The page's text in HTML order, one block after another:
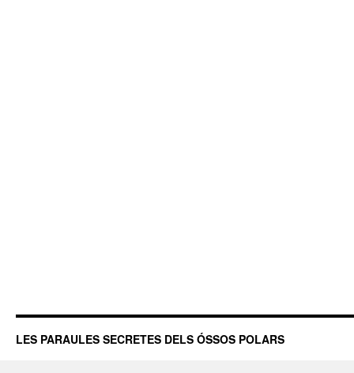
LES PARAULES SECRETES DELS ÓSSOS POLARS